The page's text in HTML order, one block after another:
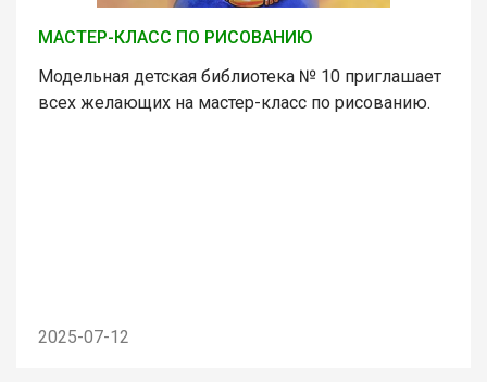
МАСТЕР-КЛАСС ПО РИСОВАНИЮ
Модельная детская библиотека № 10 приглашает
всех желающих на мастер-класс по рисованию.
2025-07-12